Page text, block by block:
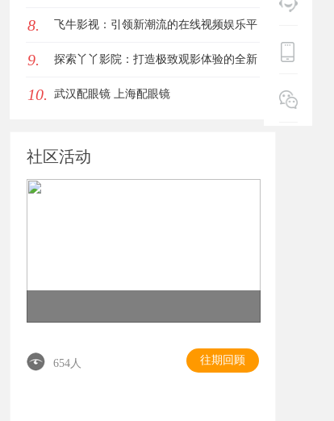
首选平台详解
8. 飞牛影视：引领新潮流的在线视频娱乐平
台全面解析
9. 探索丫丫影院：打造极致观影体验的全新
影视平台
10. 武汉配眼镜 上海配眼镜
社区活动
654人 往期回顾